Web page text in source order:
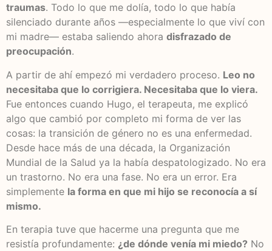
traumas. Todo lo que me dolía, todo lo que había
silenciado durante años —especialmente lo que viví con
mi madre— estaba saliendo ahora disfrazado de
preocupación.
A partir de ahí empezó mi verdadero proceso. Leo no
necesitaba que lo corrigiera. Necesitaba que lo viera.
Fue entonces cuando Hugo, el terapeuta, me explicó
algo que cambió por completo mi forma de ver las
cosas: la transición de género no es una enfermedad.
Desde hace más de una década, la Organización
Mundial de la Salud ya la había despatologizado. No era
un trastorno. No era una fase. No era un error. Era
simplemente la forma en que mi hijo se reconocía a sí
mismo.
En terapia tuve que hacerme una pregunta que me
resistía profundamente: ¿de dónde venía mi miedo? No